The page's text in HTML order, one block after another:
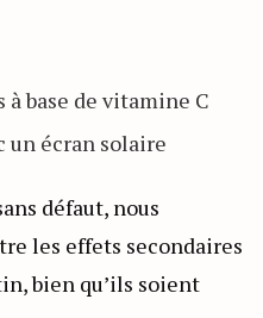
base de vitamine C
un écran solaire
défaut, nous
les effets secondaires
bien qu’ils soient